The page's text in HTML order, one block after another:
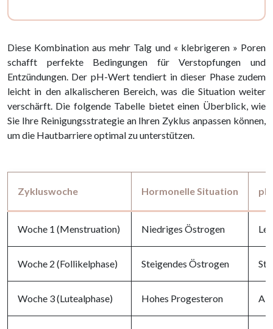
Diese Kombination aus mehr Talg und « klebrigeren » Poren
schafft perfekte Bedingungen für Verstopfungen und
Entzündungen. Der pH-Wert tendiert in dieser Phase zudem
leicht in den alkalischeren Bereich, was die Situation weiter
verschärft. Die folgende Tabelle bietet einen Überblick, wie
Sie Ihre Reinigungsstrategie an Ihren Zyklus anpassen können,
um die Hautbarriere optimal zu unterstützen.
Zykluswoche Hormonelle Situation
Woche 1 (Menstruation) Niedriges Östrogen
Woche 2 (Follikelphase) Steigendes Östrogen
Woche 3 (Lutealphase) Hohes Progesteron